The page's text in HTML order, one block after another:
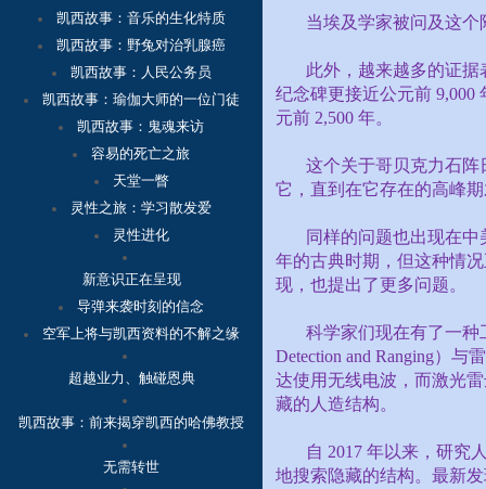
凯西故事：音乐的生化特质
凯西故事：野兔对治乳腺癌
凯西故事：人民公务员
凯西故事：瑜伽大师的一位门徒
凯西故事：鬼魂来访
容易的死亡之旅
天堂一瞥
灵性之旅：学习散发爱
灵性进化
新意识正在呈现
导弹来袭时刻的信念
空军上将与凯西资料的不解之缘
超越业力、触碰恩典
凯西故事： 前来揭穿凯西的哈佛教授
无需转世
当埃及学家被问及这
此外，越来越多的证
纪念碑更接近公元前 9,000
元前 2,500 年。
这个关于哥贝克力石
它，直到在它存在的高峰
同样的问题也出现在
年的古典时期，但这种情
现，也提出了更多问题。
科学家们现在有了一
Detection and Ranging）与
达使用无线电波，而激光
藏的人造结构。
自 2017 年以来，研究
地搜索隐藏的结构。最新